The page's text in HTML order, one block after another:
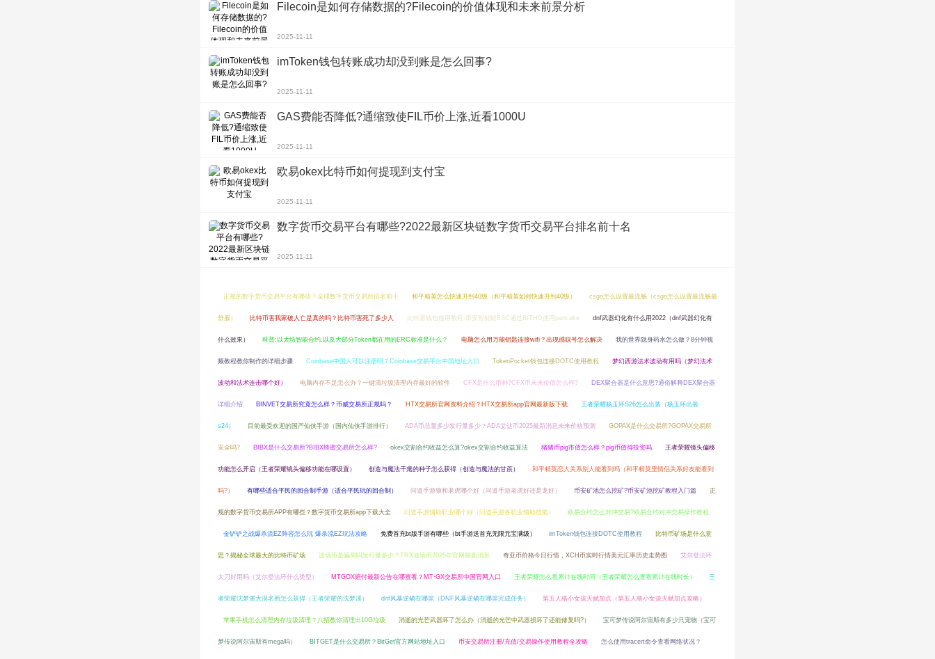
Filecoin是如何存储数据的?Filecoin的价值体现和未来前景分析
2025-11-11
imToken钱包转账成功却没到账是怎么回事?
2025-11-11
GAS费能否降低?通缩致使FIL币价上涨,近看1000U
2025-11-11
欧易okex比特币如何提现到支付宝
2025-11-11
数字货币交易平台有哪些?2022最新区块链数字货币交易平台排名前十名
2025-11-11
正规的数字货币交易平台有哪些？全球数字货币交易所排名前十 和平精英怎么快速升到40级（和平精英如何快速升到40级） csgo怎么设置最流畅（csgo怎么设置最流畅最
舒服） 比特币害我家破人亡是真的吗？比特币害死了多少人 比特派钱包使用教程:币安智能链BSC通过BITHD使用pancake dnf武器幻化有什么用2022（dnf武器幻化有
什么效果） 科普:以太坊智能合约,以及大部分Token都在用的ERC标准是什么？ 电脑怎么用万能钥匙连接wifi？出现感叹号怎么解决 我的世界隐身药水怎么做？8分钟视
频教程教你制作的详细步骤 Coinbase中国人可以注册吗？Coinbase交易平台中国地址入口 TokenPocket钱包连接DOTC使用教程 梦幻西游法术波动有用吗（梦幻法术
波动和法术连击哪个好） 电脑内存不足怎么办？一键清垃圾清理内存最好的软件 CFX是什么币种?CFX币未来价值怎么样? DEX聚合器是什么意思?通俗解释DEX聚合器
详细介绍 BINVET交易所究竟怎么样？币威交易所正规吗？ HTX交易所官网资料介绍？HTX交易所app官网最新版下载 王者荣耀杨玉环S26怎么出装（杨玉环出装
s24） 目前最受欢迎的国产仙侠手游（国内仙侠手游排行） ADA币总量多少发行量多少？ADA艾达币2025最新消息未来价格预测 GOPAX是什么交易所?GOPAX交易所
安全吗? BIBX是什么交易所?BIBX蜂蜜交易所怎么样? okex交割合约收益怎么算?okex交割合约收益算法 猪猪币pig市值怎么样？pig币值得投资吗 王者荣耀镜头偏移
功能怎么开启（王者荣耀镜头偏移功能在哪设置） 创造与魔法干瘪的种子怎么获得（创造与魔法的甘蔗） 和平精英恋人关系别人能看到吗（和平精英里情侣关系好友能看到
吗?） 有哪些适合平民的回合制手游（适合平民玩的回合制） 问道手游狼和老虎哪个好（问道手游老虎好还是龙好） 币安矿池怎么挖矿?币安矿池挖矿教程入门篇 正
规的数字货币交易所APP有哪些？数字货币交易所app下载大全 问道手游辅助职业哪个好（问道手游各职业辅助技能） 欧易合约怎么对冲交易?欧易合约对冲交易操作教程
金铲铲之战爆杀流EZ阵容怎么玩 爆杀流EZ玩法攻略 免费首充bt版手游有哪些（bt手游送首充无限元宝满级） imToken钱包连接DOTC使用教程 比特币矿场是什么意
思？揭秘全球最大的比特币矿场 波场币是骗局吗发行量多少？TRX波场币2025年官网最新消息 奇亚币价格今日行情，XCH币实时行情美元汇率历史走势图 艾尔登法环
太刀好用吗（艾尔登法环什么类型） MTGOX赔付最新公告在哪查看？MT·GX交易所中国官网入口 王者荣耀怎么看累计在线时间（王者荣耀怎么查看累计在线时长） 王
者荣耀沈梦溪大漠名商怎么获得（王者荣耀的沈梦溪） dnf风暴逆鳞在哪里（DNF风暴逆鳞在哪里完成任务） 第五人格小女孩天赋加点（第五人格小女孩天赋加点攻略）
苹果手机怎么清理内存垃圾清理？八招教你清理出10G垃圾 消逝的光芒武器坏了怎么办（消逝的光芒中武器损坏了还能修复吗?） 宝可梦传说阿尔宙斯有多少只宠物（宝可
梦传说阿尔宙斯有mega吗） BITGET是什么交易所？BitGet官方网站地址入口 币安交易所注册/充值/交易操作使用教程全攻略 怎么使用tracert命令查看网络状况？